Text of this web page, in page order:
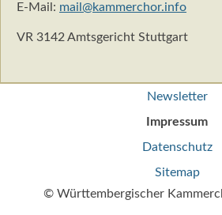
E-Mail: mail@kammerchor.info
VR 3142 Amtsgericht Stuttgart
Newsletter
Impressum
Datenschutz
Sitemap
© Württembergischer